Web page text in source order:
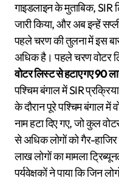
गाइडलाइन के मुताबिक,
जारी किया, और अब इन्हें
पहले चरण की तुलना में इस
अधिक है। पहले चरण वोटर
वोटर लिस्ट से हटाए गए 90
पश्चिम बंगाल में SIR
के दौरान पूरे पश्चिम बंगाल में
नाम हटा दिए गए, जो कुल
से अधिक लोगों को गैर-
लाख लोगों का मामला
पर्यवेक्षकों ने पाया कि जिन